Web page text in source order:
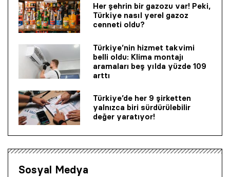
Her şehrin bir gazozu var! Peki,
Türkiye nasıl yerel gazoz
cenneti oldu?
Türkiye’nin hizmet takvimi
belli oldu: Klima montajı
aramaları beş yılda yüzde 109
arttı
Türkiye’de her 9 şirketten
yalnızca biri sürdürülebilir
değer yaratıyor!
Sosyal Medya